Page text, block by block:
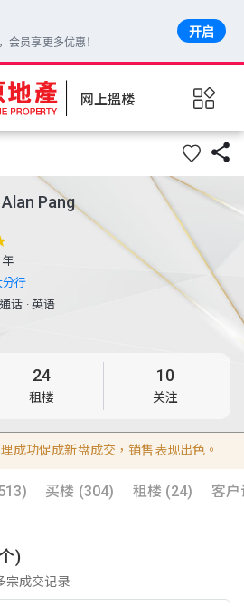
网上搵楼

Alan Pang
分行
话 ·英语
24
租楼
10
关注
成功促成新盘成交，销售表现出色。
买楼 (304) 租楼 (24) 客
)
宗成交记录
会员享更多优惠！
开启